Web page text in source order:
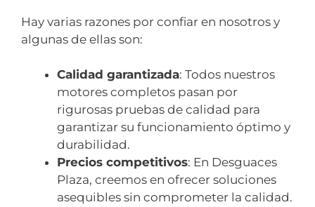
Hay varias razones por confiar en nosotros y
algunas de ellas son:
Calidad garantizada: Todos nuestros
motores completos pasan por
rigurosas pruebas de calidad para
garantizar su funcionamiento óptimo y
durabilidad.
Precios competitivos: En Desguaces
Plaza, creemos en ofrecer soluciones
asequibles sin comprometer la calidad.